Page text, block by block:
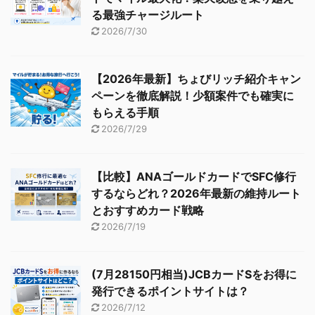
る最強チャージルート
2026/7/30
【2026年最新】ちょびリッチ紹介キャン
ペーンを徹底解説！少額案件でも確実に
もらえる手順
2026/7/29
【比較】ANAゴールドカードでSFC修行
するならどれ？2026年最新の維持ルート
とおすすめカード戦略
2026/7/19
(7月28150円相当)JCBカードSをお得に
発行できるポイントサイトは？
2026/7/12